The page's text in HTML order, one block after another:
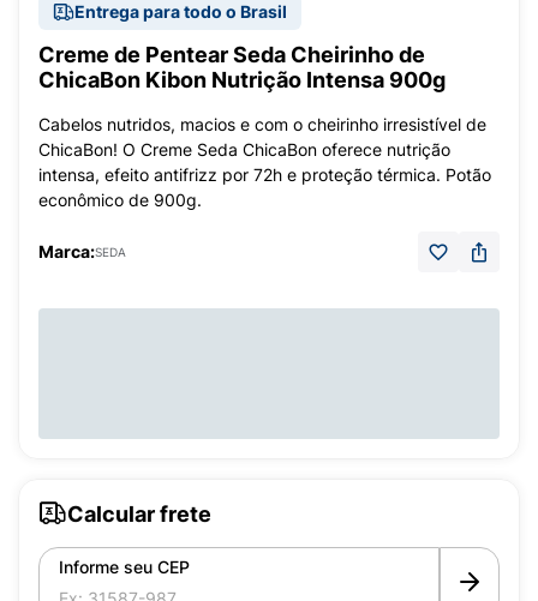
Entrega para todo o Brasil
Creme de Pentear Seda Cheirinho de
ChicaBon Kibon Nutrição Intensa 900g
Cabelos nutridos, macios e com o cheirinho irresistível de
ChicaBon! O Creme Seda ChicaBon oferece nutrição
intensa, efeito antifrizz por 72h e proteção térmica. Potão
econômico de 900g.
Marca:SEDA
Calcular frete
Informe seu CEP